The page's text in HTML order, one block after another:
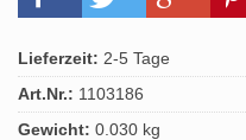
Lieferzeit: 2-5 Tage
Art.Nr.: 1103186
Gewicht: 0.030 kg